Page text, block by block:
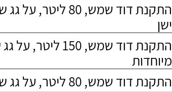
התקנת דוד שמש, 80
ישן
התקנת דוד שמש,
מיוחדות
התקנת דוד שמש, 80 ליטר, על גג שטוח, ללא דרישות מיוחדות